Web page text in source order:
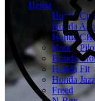
Цены
Honda
Honda
Honda
Honda
Honda
Honda Fit
Honda Jazz
Freed